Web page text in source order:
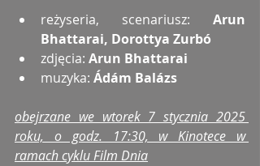
reżyseria, scenariusz: Arun
Bhattarai, Dorottya Zurbó
zdjęcia: Arun Bhattarai
muzyka: Ádám Balázs
obejrzane we wtorek 7 stycznia 2025
roku, o godz. 17:30, w Kinotece w
ramach cyklu Film Dnia